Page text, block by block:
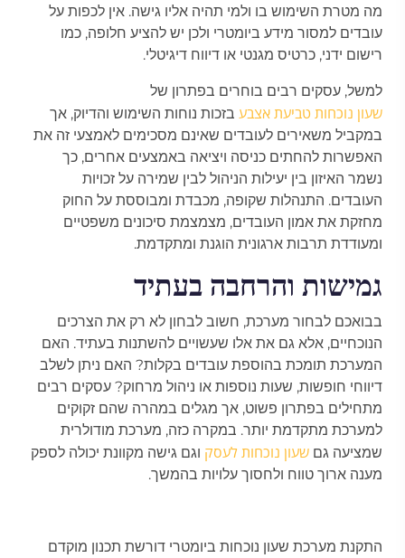
מה מטרת השימוש בו ולמי תהיה אליו גישה. אין לכפות על
עובדים למסור מידע ביומטרי ולכן יש להציע חלופה, כמו
רישום ידני, כרטיס מגנטי או דיווח דיגיטלי.
למשל, עסקים רבים בוחרים בפתרון של
שעון נוכחות טביעת אצבע בזכות נוחות השימוש והדיוק, אך
במקביל משאירים לעובדים שאינם מסכימים לאמצעי זה את
האפשרות להחתים כניסה ויציאה באמצעים אחרים, כך
נשמר האיזון בין יעילות הניהול לבין שמירה על זכויות
העובדים. התנהלות שקופה, מכבדת ומבוססת על החוק
מחזקת את אמון העובדים, מצמצמת סיכונים משפטיים
ומעודדת תרבות ארגונית הוגנת ומתקדמת.
גמישות והרחבה בעתיד
בבואכם לבחור מערכת, חשוב לבחון לא רק את הצרכים
הנוכחיים, אלא גם את אלו שעשויים להשתנות בעתיד. האם
המערכת תומכת בהוספת עובדים בקלות? האם ניתן לשלב
דיווחי חופשות, שעות נוספות או ניהול מרחוק? עסקים רבים
מתחילים בפתרון פשוט, אך מגלים במהרה שהם זקוקים
למערכת מתקדמת יותר. במקרה כזה, מערכת מודולרית
שמציעה גם שעון נוכחות לעסק וגם גישה מקוונת יכולה לספק
מענה ארוך טווח ולחסוך עלויות בהמשך.
התקנת מערכת שעון נוכחות ביומטרי דורשת תכנון מוקדם